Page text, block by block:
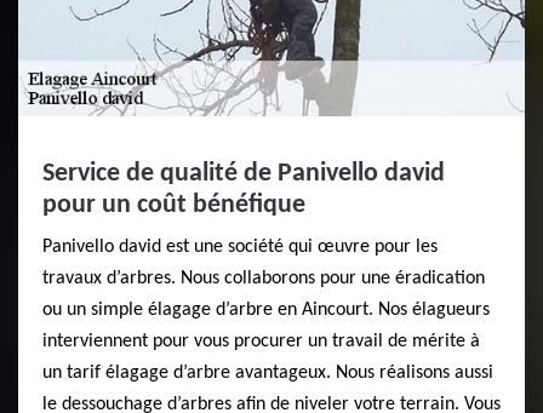
Service de qualité de Panivello david
pour un coût bénéfique
Panivello david est une société qui œuvre pour les
travaux d’arbres. Nous collaborons pour une éradication
ou un simple élagage d’arbre en Aincourt. Nos élagueurs
interviennent pour vous procurer un travail de mérite à
un tarif élagage d’arbre avantageux. Nous réalisons aussi
le dessouchage d’arbres afin de niveler votre terrain. Vous